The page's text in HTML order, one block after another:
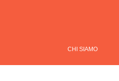
CHI SIAMO